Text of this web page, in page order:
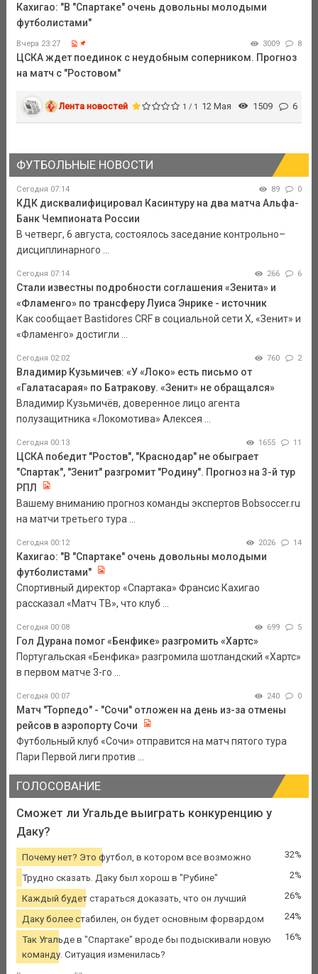
Кахигао: "В "Спартаке" очень довольны молодыми
футболистами"
Вчера 23:27 3009 8
ЦСКА ждет поединок с неудобным соперником. Прогноз
на матч с "Ростовом"
Лента новостей 1 / 1 12 Мая 1509 6
ФУТБОЛЬНЫЕ НОВОСТИ
Сегодня 07:14 89 0
КДК дисквалифицировал Касинтуру на два матча Альфа-
Банк Чемпионата России
В четверг, 6 августа, состоялось заседание контрольно–
дисциплинарного ...
Сегодня 07:14 266 6
Стали известны подробности соглашения «Зенита» и
«Фламенго» по трансферу Луиса Энрике - источник
Как сообщает Bastidores CRF в социальной сети Х, «Зенит» и
«Фламенго» достигли ...
Сегодня 02:02 760 2
Владимир Кузьмичев: «У «Локо» есть письмо от
«Галатасарая» по Батракову. «Зенит» не обращался»
Владимир Кузьмичёв, доверенное лицо агента
полузащитника «Локомотива» Алексея ...
Сегодня 00:13 1655 11
ЦСКА победит "Ростов", "Краснодар" не обыграет
"Спартак", "Зенит" разгромит "Родину". Прогноз на 3-й тур
РПЛ
Вашему вниманию прогноз команды экспертов Bobsoccer.ru
на матчи третьего тура ...
Сегодня 00:12 2026 14
Кахигао: "В "Спартаке" очень довольны молодыми
футболистами"
Спортивный директор «Спартака» Франсис Кахигао
рассказал «Матч ТВ», что клуб ...
Сегодня 00:08 699 5
Гол Дурана помог «Бенфике» разгромить «Хартс»
Португальская «Бенфика» разгромила шотландский «Хартс»
в первом матче 3-го ...
Сегодня 00:07 240 0
Матч "Торпедо" - "Сочи" отложен на день из-за отмены
рейсов в аэропорту Сочи
Футбольный клуб «Сочи» отправится на матч пятого тура
Пари Первой лиги против ...
ГОЛОСОВАНИЕ
Сможет ли Угальде выиграть конкуренцию у
Даку?
Почему нет? Это футбол, в котором все возможно 32%
Трудно сказать. Даку был хорош в "Рубине" 2%
Каждый будет стараться доказать, что он лучший 26%
Даку более стабилен, он будет основным форвардом 24%
Так Угальде в "Спартаке" вроде бы подыскивали новую
команду. Ситуация изменилась?
16%